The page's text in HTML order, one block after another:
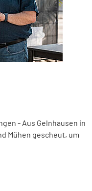
- Aus Gelnhausen in
Mühen gescheut, um